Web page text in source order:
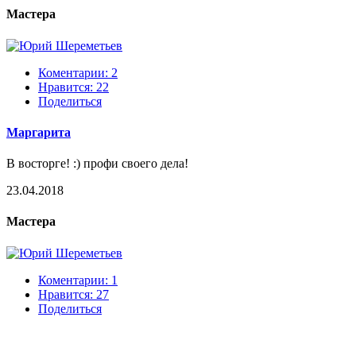
Мастера
Коментарии: 2
Нравится: 22
Поделиться
Маргарита
В восторге! :) профи своего дела!
23.04.2018
Мастера
Коментарии: 1
Нравится: 27
Поделиться